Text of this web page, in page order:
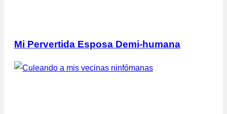
Mi Pervertida Esposa Demi-humana